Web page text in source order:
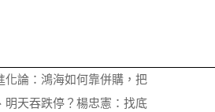
化論：鴻海如何靠併購，把
明天吞跌停？楊忠憲：找底